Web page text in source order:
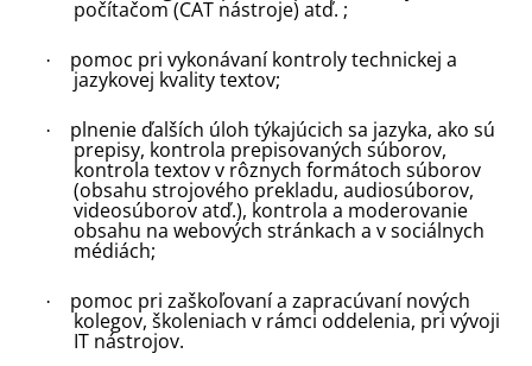
počítačom (CAT nástroje) atď. ;
· pomoc pri vykonávaní kontroly technickej a
jazykovej kvality textov;
· plnenie ďalších úloh týkajúcich sa jazyka, ako sú
prepisy, kontrola prepisovaných súborov,
kontrola textov v rôznych formátoch súborov
(obsahu strojového prekladu, audiosúborov,
videosúborov atď.), kontrola a moderovanie
obsahu na webových stránkach a v sociálnych
médiách;
· pomoc pri zaškoľovaní a zapracúvaní nových
kolegov, školeniach v rámci oddelenia, pri vývoji
IT nástrojov.